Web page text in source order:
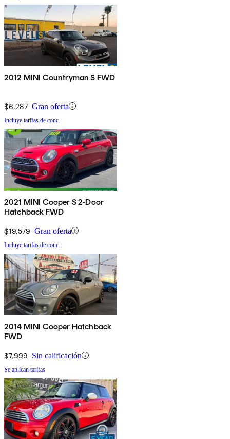
2012 MINI Countryman S FWD
$6,287 Gran oferta
Incluye tarifas de conc.
2021 MINI Cooper S 2-Door
Hatchback FWD
$19,579 Gran oferta
Incluye tarifas de conc.
2014 MINI Cooper Hatchback
FWD
$7,999 Sin calificación
Se aplican tarifas